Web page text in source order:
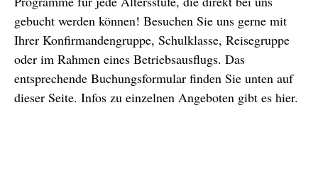
gebucht werden können! Besuchen Sie uns gerne mit
Ihrer Konfirmandengruppe, Schulklasse, Reisegruppe
oder im Rahmen eines Betriebsausflugs. Das
entsprechende Buchungsformular finden Sie unten auf
dieser Seite. Infos zu einzelnen Angeboten gibt es hier.